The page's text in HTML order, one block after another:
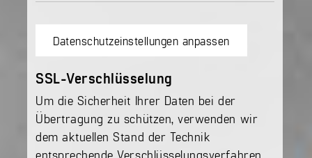
Datenschutzeinstellungen anpassen
SSL-Verschlüsselung
Um die Sicherheit Ihrer Daten bei der
Übertragung zu schützen, verwenden wir
dem aktuellen Stand der Technik
entsprechende Verschlüsselungsverfahren